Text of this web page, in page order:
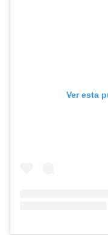
Ver esta